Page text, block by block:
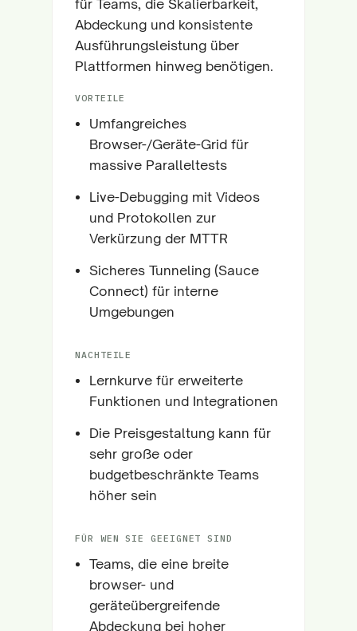
für Teams, die Skalierbarkeit,
Abdeckung und konsistente
Ausführungsleistung über
Plattformen hinweg benötigen.
VORTEILE
Umfangreiches
Browser-/Geräte-Grid für
massive Paralleltests
Live-Debugging mit Videos
und Protokollen zur
Verkürzung der MTTR
Sicheres Tunneling (Sauce
Connect) für interne
Umgebungen
NACHTEILE
Lernkurve für erweiterte
Funktionen und Integrationen
Die Preisgestaltung kann für
sehr große oder
budgetbeschränkte Teams
höher sein
FÜR WEN SIE GEEIGNET SIND
Teams, die eine breite
browser- und
geräteübergreifende
Abdeckung bei hoher